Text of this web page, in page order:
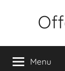
Menu